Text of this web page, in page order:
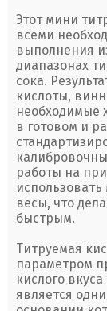
Этот мини
всеми
выполнения
диапазонах
сока.
кислоты,
необходимые
в готовом и
работы на
весы, что
быстрым.
Титруемая
параметром
кислого
является